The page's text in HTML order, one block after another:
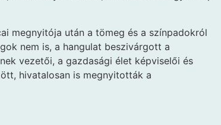
megnyitója után a tömeg és a színpadokról
nem is, a hangulat beszivárgott a
vezetői, a gazdasági élet képviselői és
hivatalosan is megnyitották a